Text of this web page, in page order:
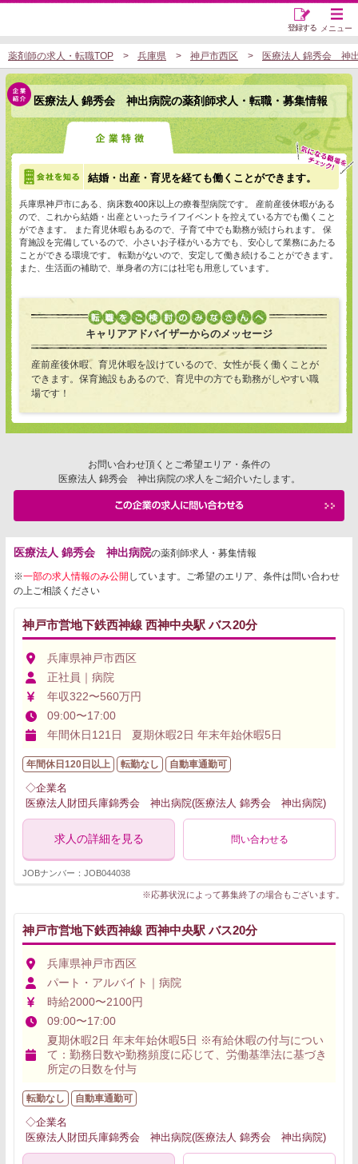
メニュー
登録する
薬剤師の求人・転職TOP 兵庫県 神戸市西区 医療法人 錦秀会 神
医療法人 錦秀会 神出病院の薬剤師求人・転職・募集情報
結婚・出産・育児を経ても働くことができます。
兵庫県神戸市にある、病床数400床以上の療養型病院です。 産前産後休暇がある
ので、これから結婚・出産といったライフイベントを控えている方でも働くこと
ができます。 また育児休暇もあるので、子育て中でも勤務が続けられます。 保
育施設を完備しているので、小さいお子様がいる方でも、安心して業務にあたる
ことができる環境です。 転勤がないので、安定して働き続けることができます。
また、生活面の補助で、単身者の方には社宅も用意しています。
キャリアアドバイザーからのメッセージ
産前産後休暇、育児休暇を設けているので、女性が長く働くことが
できます。保育施設もあるので、育児中の方でも勤務がしやすい職
場です！
お問い合わせ頂くとご希望エリア・条件の
医療法人 錦秀会 神出病院の求人をご紹介いたします。
医療法人 錦秀会 神出病院の薬剤師求人・募集情報
※一部の求人情報のみ公開 しています。ご希望のエリア、条件は問い合わせ
の上ご相談ください
神戸市営地下鉄西神線 西神中央駅 バス20分
兵庫県神戸市西区
正社員｜病院
年収322〜560万円
09:00〜17:00
年間休日121日 夏期休暇2日 年末年始休暇5日
年間休日120日以上 転勤なし 自動車通勤可
◇企業名
医療法人財団兵庫錦秀会 神出病院(医療法人 錦秀会 神出病院)
求人の詳細を見る 問い合わせる
JOBナンバー：JOB044038
※応募状況によって募集終了の場合もございます。
神戸市営地下鉄西神線 西神中央駅 バス20分
兵庫県神戸市西区
パート・アルバイト｜病院
時給2000〜2100円
09:00〜17:00
夏期休暇2日 年末年始休暇5日 ※有給休暇の付与につい
て：勤務日数や勤務頻度に応じて、労働基準法に基づき
所定の日数を付与
転勤なし 自動車通勤可
◇企業名
医療法人財団兵庫錦秀会 神出病院(医療法人 錦秀会 神出病院)